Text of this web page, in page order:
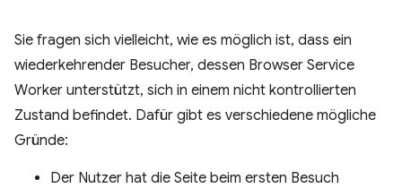
Sie fragen sich vielleicht, wie es möglich ist, dass ein
wiederkehrender Besucher, dessen Browser Service
Worker unterstützt, sich in einem nicht kontrollierten
Zustand befindet. Dafür gibt es verschiedene mögliche
Gründe:
Der Nutzer hat die Seite beim ersten Besuch